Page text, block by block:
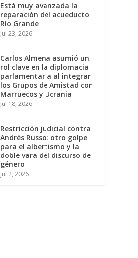
Está muy avanzada la
reparación del acueducto
Río Grande
Jul 23, 2026
Carlos Almena asumió un
rol clave en la diplomacia
parlamentaria al integrar
los Grupos de Amistad con
Marruecos y Ucrania
Jul 18, 2026
Restricción judicial contra
Andrés Russo: otro golpe
para el albertismo y la
doble vara del discurso de
género
Jul 2, 2026